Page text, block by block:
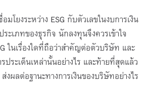
โยงระหว่าง ESG กับตัวเลขในงบการเงิน
ะเภทของธุรกิจ นักลงทุนจึงควรเข้าใจ
ในเรื่องใดที่ถือว่าสำคัญต่อตัวบริษัท และ
ระเด็นเหล่านั้นอย่างไร และท้ายที่สุดแล้ว
งผลต่อฐานะทางการเงินของบริษัทอย่างไร